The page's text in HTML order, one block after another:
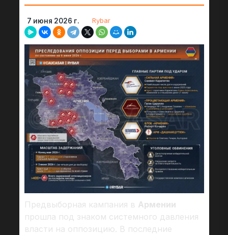
7 июня 2026 г. Rybar
Предвыборная кампания в Армении
прошла под знаком системного давления
власти на оппозицию. В последние